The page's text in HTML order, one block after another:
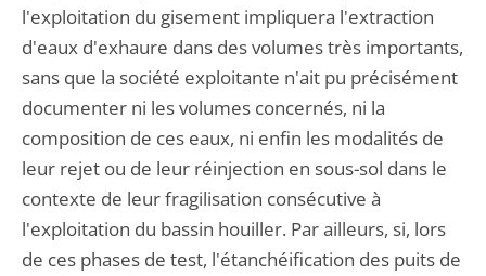
l'exploitation du gisement impliquera l'extraction
d'eaux d'exhaure dans des volumes très importants,
sans que la société exploitante n'ait pu précisément
documenter ni les volumes concernés, ni la
composition de ces eaux, ni enfin les modalités de
leur rejet ou de leur réinjection en sous-sol dans le
contexte de leur fragilisation consécutive à
l'exploitation du bassin houiller. Par ailleurs, si, lors
de ces phases de test, l'étanchéification des puits de